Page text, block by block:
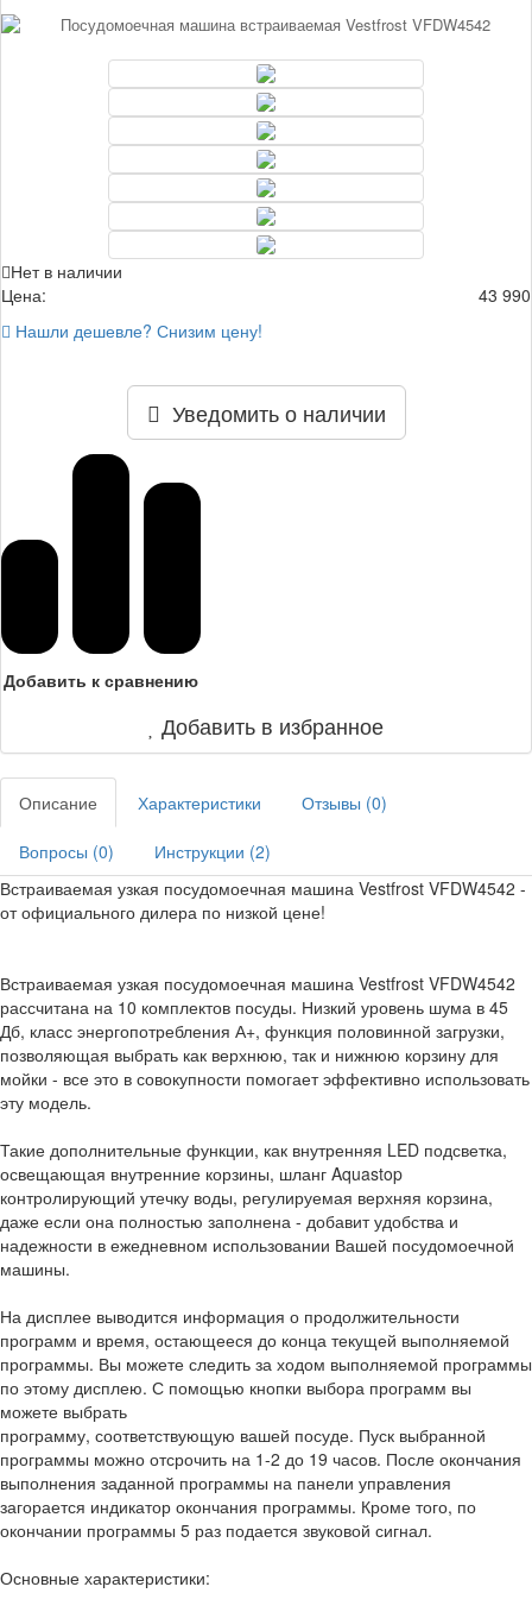
Нет в наличии
Цена:
43 990
Нашли дешевле? Снизим цену!
Уведомить о наличии
Добавить к сравнению
Добавить в избранное
Описание Характеристики Отзывы (0)
Вопросы (0) Инструкции (2)
Встраиваемая узкая посудомоечная машина Vestfrost VFDW4542 -
от официального дилера по низкой цене!
Встраиваемая узкая посудомоечная машина Vestfrost VFDW4542
рассчитана на 10 комплектов посуды. Низкий уровень шума в 45
Дб, класс энергопотребления А+, функция половинной загрузки,
позволяющая выбрать как верхнюю, так и нижнюю корзину для
мойки - все это в совокупности помогает эффективно использовать
эту модель.
Такие дополнительные функции, как внутренняя LED подсветка,
освещающая внутренние корзины, шланг Aquastop
контролирующий утечку воды, регулируемая верхняя корзина,
даже если она полностью заполнена - добавит удобства и
надежности в ежедневном использовании Вашей посудомоечной
машины.
На дисплее выводится информация о продолжительности
программ и время, остающееся до конца текущей выполняемой
программы. Вы можете следить за ходом выполняемой программы
по этому дисплею. С помощью кнопки выбора программ вы
можете выбрать
программу, соответствующую вашей посуде. Пуск выбранной
программы можно отсрочить на 1-2 до 19 часов. После окончания
выполнения заданной программы на панели управления
загорается индикатор окончания программы. Кроме того, по
окончании программы 5 раз подается звуковой сигнал.
Основные характеристики: